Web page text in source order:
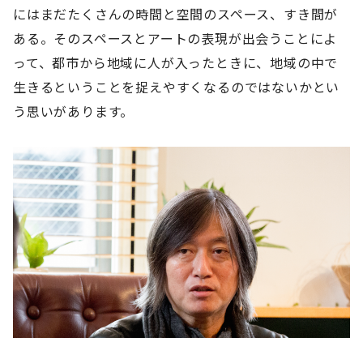
にはまだたくさんの時間と空間のスペース、すき間が
ある。そのスペースとアートの表現が出会うことによ
って、都市から地域に人が入ったときに、地域の中で
生きるということを捉えやすくなるのではないかとい
う思いがあります。